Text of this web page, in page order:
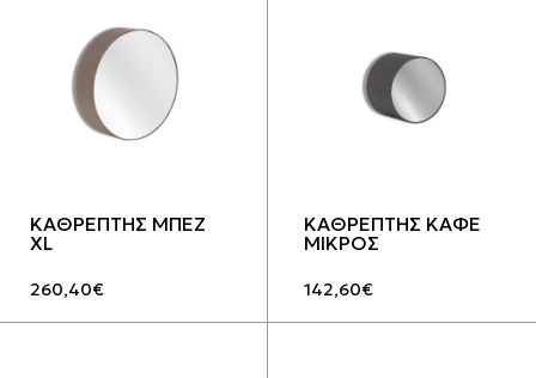
ΚΑΘΡΕΠΤΗΣ ΜΠΕΖ
XL
260,40€
ΚΑΘΡΕΠΤΗΣ ΚΑΦΕ
ΜΙΚΡΟΣ
142,60€